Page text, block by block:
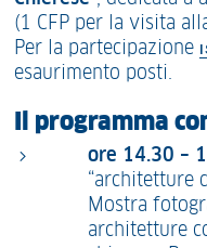
(1 CFP per la visita
Per la partecipazione
esaurimento posti.
Il programma
ore 14.30 –
“architetture
Mostra
architetture